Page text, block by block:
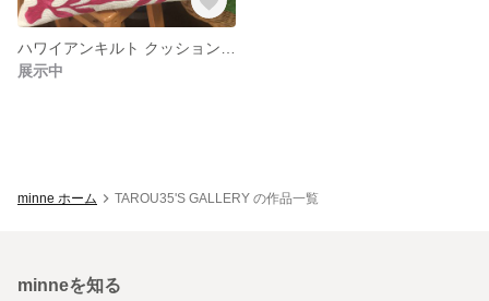
展示中
minne ホーム TAROU35'S GALLERY の作品一覧
minneを知る